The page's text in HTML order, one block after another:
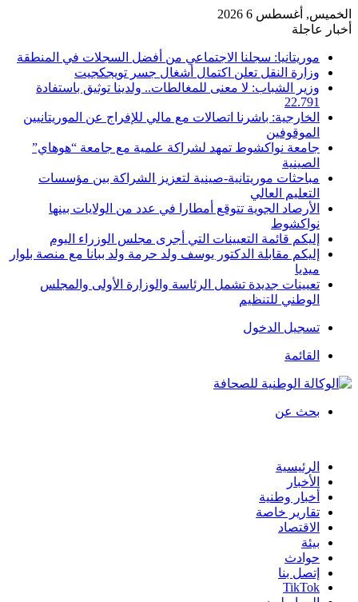
الخميس, أغسطس 6 2026
أخبار عاجلة
موريتانيا: سجلنا الاجتماعي من أفضل السجلات في المنطقة
وزارة النقل تعلن اكتمال أشغال جسر تويجكجيت
وزير الشباب: لا معنى للمغالطات.. ولدينا توثيق باستفادة
22.791
الخارجية: باشرنا اتصالات مع مالي للإفراج عن الموريتانيين
الموقوفين
جامعة نواكشوط تمهد لشراكة علمية مع جامعة “هوهاي”
الصينية
مباحثات موريتانية-صينية لتعزيز الشراكة بين مؤسسات
التعليم العالي
الأرصاد الجوية تتوقع أمطارا في عدد من الولايات بينها
نواكشوط
إليكم قائمة التعيينات التي أجرى مجلس الوزراء اليوم
إليكم مقابلة الدكتور يوسف ولد حرمة ولد ببانا مع منصة بلوار
ميديا
تعيينات جديدة تشمل الرئاسة والوزارة الأولى والمجلس
الوطني للتنظيم
تسجيل الدخول
القائمة
بحث عن
الرئيسية
الأخبار
أخبار وطنية
تقارير خاصة
الاقتصاد
بيئة
حوادث
إتصل بنا
TikTok